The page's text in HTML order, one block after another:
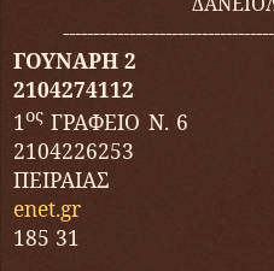
2104274112
1ος
2104226253
enet.gr
185 31